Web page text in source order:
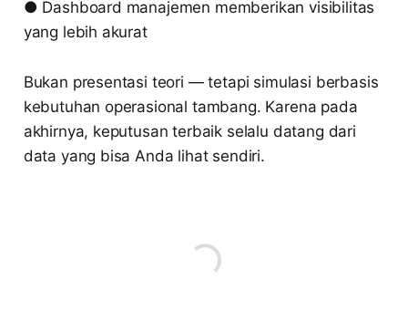
● Dashboard manajemen memberikan visibilitas
yang lebih akurat
Bukan presentasi teori — tetapi simulasi berbasis
kebutuhan operasional tambang. Karena pada
akhirnya, keputusan terbaik selalu datang dari
data yang bisa Anda lihat sendiri.